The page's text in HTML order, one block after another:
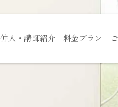
仲人・講師紹介 料金プラン